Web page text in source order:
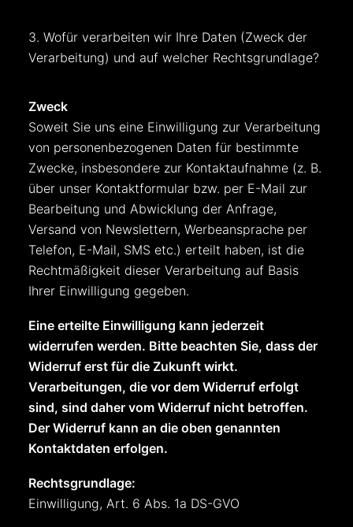
3. Wofür verarbeiten wir Ihre Daten (Zweck der
Verarbeitung) und auf welcher Rechtsgrundlage?
Zweck
Soweit Sie uns eine Einwilligung zur Verarbeitung
von personenbezogenen Daten für bestimmte
Zwecke, insbesondere zur Kontaktaufnahme (z. B.
über unser Kontaktformular bzw. per E-Mail zur
Bearbeitung und Abwicklung der Anfrage,
Versand von Newslettern, Werbeansprache per
Telefon, E-Mail, SMS etc.) erteilt haben, ist die
Rechtmäßigkeit dieser Verarbeitung auf Basis
Ihrer Einwilligung gegeben.
Eine erteilte Einwilligung kann jederzeit
widerrufen werden. Bitte beachten Sie, dass der
Widerruf erst für die Zukunft wirkt.
Verarbeitungen, die vor dem Widerruf erfolgt
sind, sind daher vom Widerruf nicht betroffen.
Der Widerruf kann an die oben genannten
Kontaktdaten erfolgen.
Rechtsgrundlage:
Einwilligung, Art. 6 Abs. 1a DS-GVO